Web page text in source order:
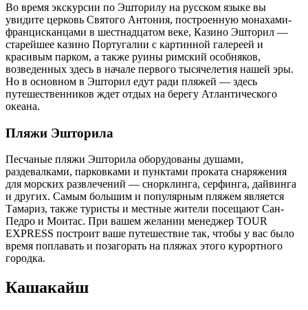
Во время экскурсии по Эшторилу на русском языке вы
увидите церковь Святого Антония, построенную монахами-
францисканцами в шестнадцатом веке, Казино Эшторил —
старейшее казино Португалии с картинной галереей и
красивым парком, а также руины римский особняков,
возведенных здесь в начале первого тысячелетия нашей эры.
Но в основном в Эшторил едут ради пляжей — здесь
путешественников ждет отдых на берегу Атлантического
океана.
Пляжи Эшторила
Песчаные пляжи Эшторила оборудованы душами,
раздевалками, парковками и пунктами проката снаряжения
для морских развлечений — снорклинга, серфинга, дайвинга
и других. Самым большим и популярным пляжем является
Тамариз, также туристы и местные жители посещают Сан-
Педро и Моитас. При вашем желании менеджер TOUR
EXPRESS построит ваше путешествие так, чтобы у вас было
время поплавать и позагорать на пляжах этого курортного
городка.
Кашакайш